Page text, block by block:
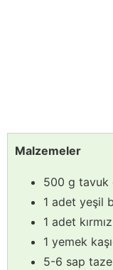
Malzemeler
500 g tavuk
1 adet yeşil
1 adet
1 yemek
5-6 sap